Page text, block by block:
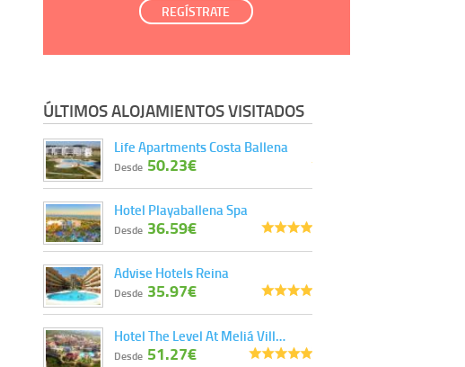
REGÍSTRATE
ÚLTIMOS ALOJAMIENTOS VISITADOS
Life Apartments Costa Ballena
Desde 50.23€
Hotel Playaballena Spa
Desde 36.59€
Advise Hotels Reina
Desde 35.97€
Hotel The Level At Meliá Vill…
Desde 51.27€